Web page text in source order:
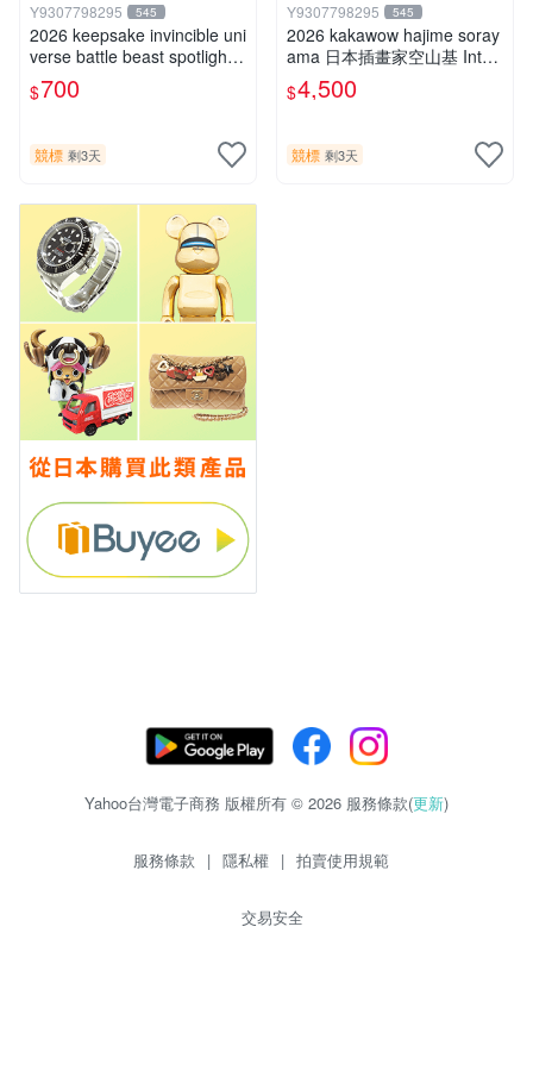
Y9307798295 545
2026 keepsake invincible uni
verse battle beast spotlight
戰鬥野獸簽名盒卡
$700
競標 剩3天
Y9307798295 545
2026 kakawow hajime soray
ama 日本插畫家空山基 Inter
national國際版官方收藏簽名
盒卡
$4,500
競標 剩3天
Yahoo台灣電子商務 版權所有 © 2026 服務條款(更新)
服務條款 | 隱私權 | 拍賣使用規範
交易安全